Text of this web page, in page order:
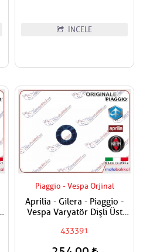
İNCELE
Piaggio - Vespa Orjinal
Aprilia - Gilera - Piaggio -
Vespa Varyatör Dişli Üst
433391